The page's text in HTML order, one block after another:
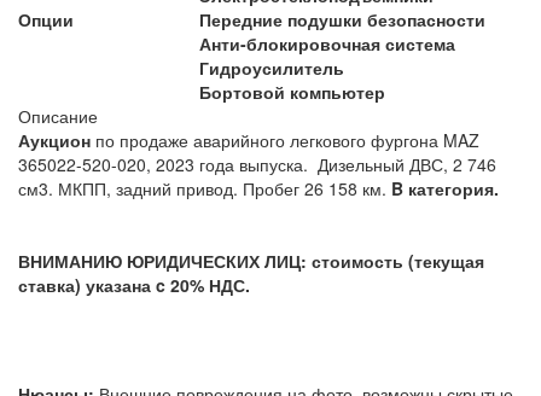
Опции
Передние подушки безопасности
Анти-блокировочная система
Гидроусилитель
Бортовой компьютер
Описание
Аукцион по продаже аварийного легкового фургона MAZ
365022-520-020, 2023 года выпуска. Дизельный ДВС, 2 746
см3. МКПП, задний привод. Пробег 26 158 км. B категория.
ВНИМАНИЮ ЮРИДИЧЕСКИХ ЛИЦ: стоимость (текущая
ставка) указана c 20% НДС.